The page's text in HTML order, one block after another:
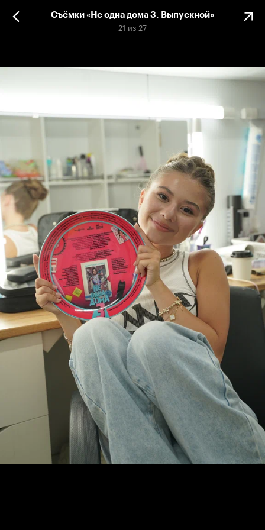
Съёмки «Не одна дома 3. Выпускной»
21 из 27